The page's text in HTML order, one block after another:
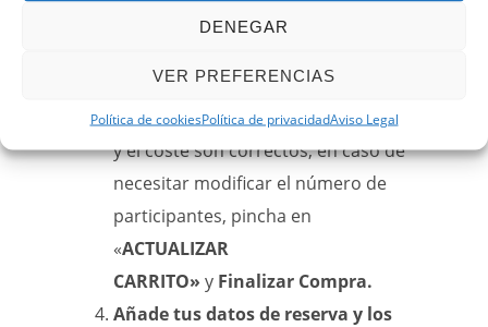
DENEGAR
VER PREFERENCIAS
Política de cookiesPolítica de privacidadAviso Legal
selección al carrito.
ver carrito.
Confirma que las plazas seleccionas
y el coste son correctos, en caso de
necesitar modificar el número de
participantes, pincha en
«ACTUALIZAR
CARRITO» y Finalizar Compra.
Añade tus datos de reserva y los